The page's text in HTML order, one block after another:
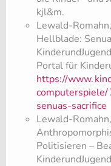
kjl&m.
Lewald-
Hellblade:
Portal für
https://www.
computerspiele/
senuas-sacrifice
Lewald-
Politisieren –